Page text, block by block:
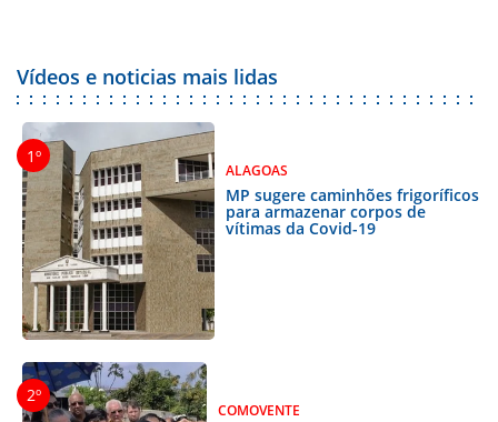
Vídeos e noticias mais lidas
ALAGOAS
MP sugere caminhões frigoríficos
para armazenar corpos de
vítimas da Covid-19
COMOVENTE